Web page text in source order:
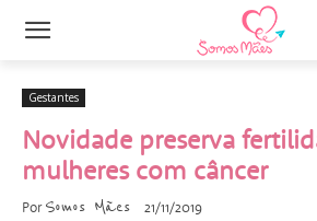
Gestantes
Novidade preserva
mulheres com câncer
Por Somos Mães 21/11/2019